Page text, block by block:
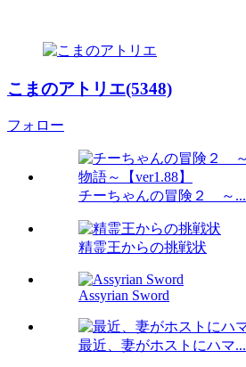
こまのアトリエ(5348)
フォロー
チーちゃんの冒険２ ～...
精霊王からの挑戦状
Assyrian Sword
最近、妻がホストにハマ...